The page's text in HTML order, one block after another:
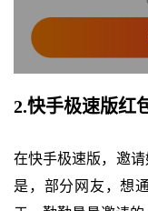
2.快手极速版红
在快手极速版，邀
是，部分网友，想